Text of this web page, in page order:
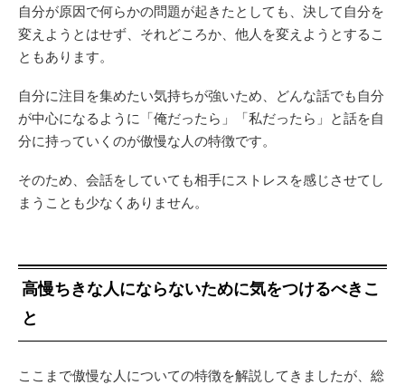
自分が原因で何らかの問題が起きたとしても、決して自分を
変えようとはせず、それどころか、他人を変えようとするこ
ともあります。
自分に注目を集めたい気持ちが強いため、どんな話でも自分
が中心になるように「俺だったら」「私だったら」と話を自
分に持っていくのが傲慢な人の特徴です。
そのため、会話をしていても相手にストレスを感じさせてし
まうことも少なくありません。
高慢ちきな人にならないために気をつけるべきこ
と
ここまで傲慢な人についての特徴を解説してきましたが、総